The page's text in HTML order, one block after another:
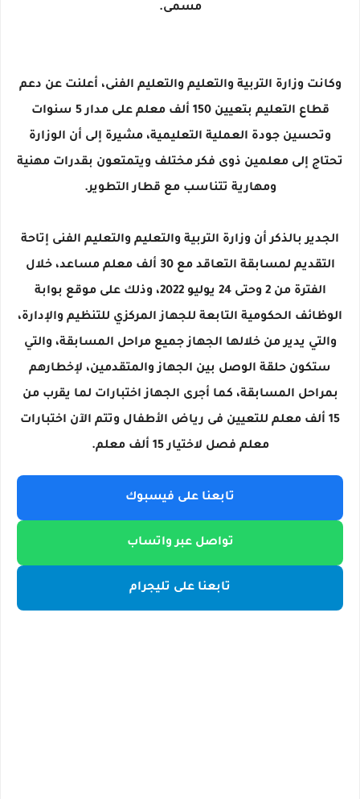
مسمى.
وكانت وزارة التربية والتعليم والتعليم الفنى، أعلنت عن دعم
قطاع التعليم بتعيين 150 ألف معلم على مدار 5 سنوات
وتحسين جودة العملية التعليمية، مشيرة إلى أن الوزارة
تحتاج إلى معلمين ذوى فكر مختلف ويتمتعون بقدرات مهنية
ومهارية تتناسب مع قطار التطوير.
الجدير بالذكر أن وزارة التربية والتعليم والتعليم الفنى إتاحة
التقديم لمسابقة التعاقد مع 30 ألف معلم مساعد، خلال
الفترة من 2 وحتى 24 يوليو 2022، وذلك على موقع بوابة
الوظائف الحكومية التابعة للجهاز المركزي للتنظيم والإدارة،
والتي يدير من خلالها الجهاز جميع مراحل المسابقة، والتي
ستكون حلقة الوصل بين الجهاز والمتقدمين، لإخطارهم
بمراحل المسابقة، كما أجرى الجهاز اختبارات لما يقرب من
15 ألف معلم للتعيين فى رياض الأطفال وتتم الآن اختبارات
معلم فصل لاختيار 15 ألف معلم.
تابعنا على فيسبوك
تواصل عبر واتساب
تابعنا على تليجرام